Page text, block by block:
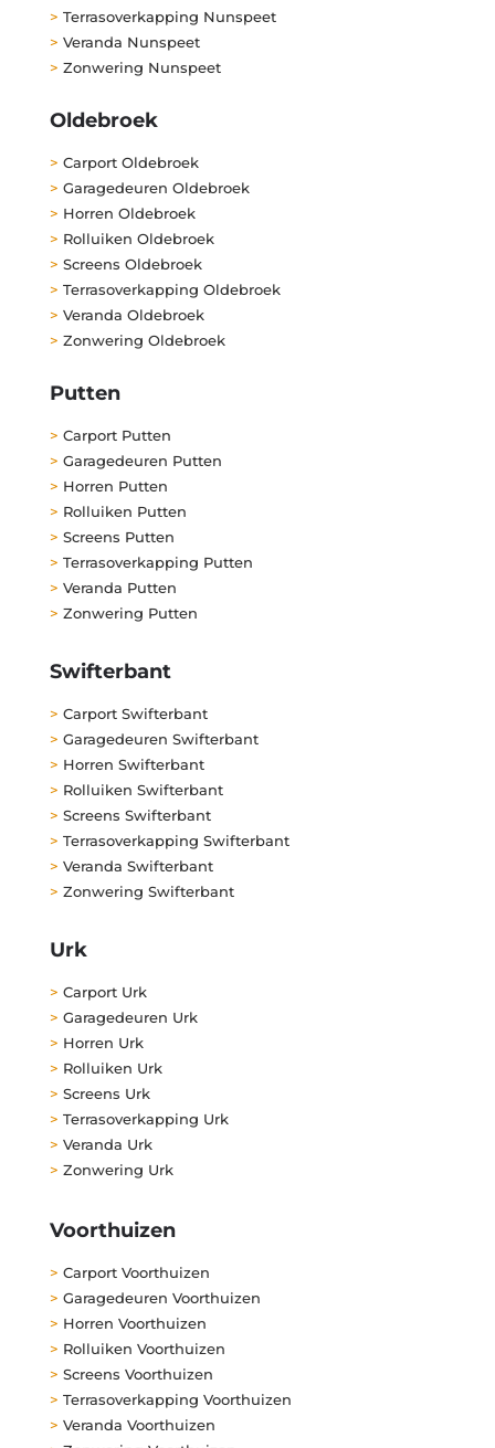
> Terrasoverkapping Nunspeet
> Veranda Nunspeet
> Zonwering Nunspeet
Oldebroek
> Carport Oldebroek
> Garagedeuren Oldebroek
> Horren Oldebroek
> Rolluiken Oldebroek
> Screens Oldebroek
> Terrasoverkapping Oldebroek
> Veranda Oldebroek
> Zonwering Oldebroek
Putten
> Carport Putten
> Garagedeuren Putten
> Horren Putten
> Rolluiken Putten
> Screens Putten
> Terrasoverkapping Putten
> Veranda Putten
> Zonwering Putten
Swifterbant
> Carport Swifterbant
> Garagedeuren Swifterbant
> Horren Swifterbant
> Rolluiken Swifterbant
> Screens Swifterbant
> Terrasoverkapping Swifterbant
> Veranda Swifterbant
> Zonwering Swifterbant
Urk
> Carport Urk
> Garagedeuren Urk
> Horren Urk
> Rolluiken Urk
> Screens Urk
> Terrasoverkapping Urk
> Veranda Urk
> Zonwering Urk
Voorthuizen
> Carport Voorthuizen
> Garagedeuren Voorthuizen
> Horren Voorthuizen
> Rolluiken Voorthuizen
> Screens Voorthuizen
> Terrasoverkapping Voorthuizen
> Veranda Voorthuizen